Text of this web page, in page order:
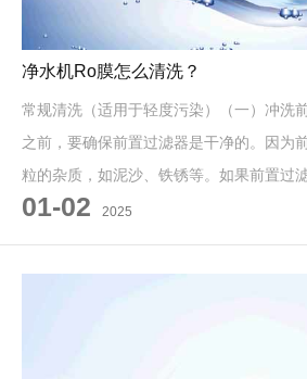
净水机Ro膜怎么清洗？
常规清洗（适用于轻度污染）（一）冲洗
之前，要确保前置过滤器是干净的。因为
粒的杂质，如泥沙、铁锈等。如果前置过
的工作压力，影响其使用寿命
01-02 2025